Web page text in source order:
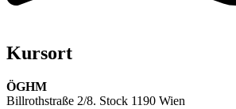
Kursort
ÖGHM
Billrothstraße 2/8. Stock 1190 Wien